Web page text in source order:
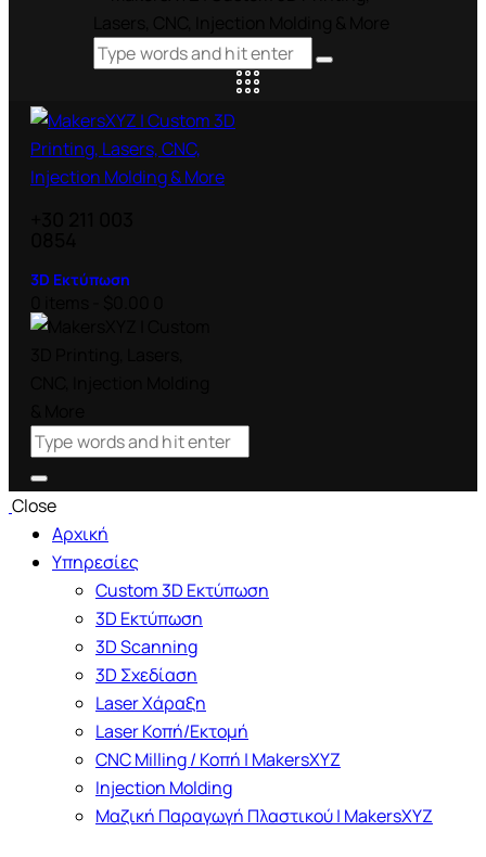
3D Εκτύπωση
Close
Αρχική
Υπηρεσίες
Custom 3D Εκτύπωση
3D Εκτύπωση
3D Scanning
3D Σχεδίαση
Laser Χάραξη
Laser Κοπή/Εκτομή
CNC Milling / Κοπή | MakersXYZ
Injection Molding
Μαζική Παραγωγή Πλαστικού | MakersXYZ